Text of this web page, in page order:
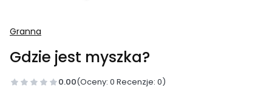
Granna
Gdzie jest myszka?
0.00(Oceny: 0 Recenzje: 0)